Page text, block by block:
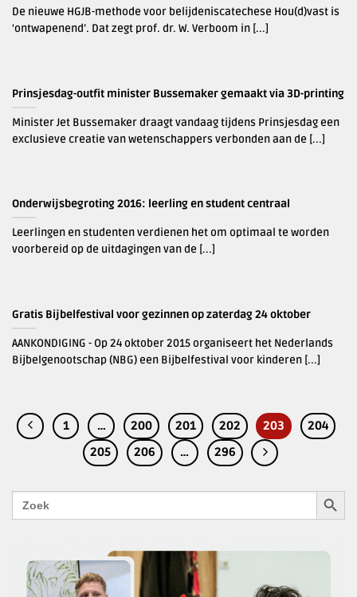
De nieuwe HGJB-methode voor belijdeniscatechese Hou(d)vast is
‘ontwapenend’. Dat zegt prof. dr. W. Verboom in [...]
Prinsjesdag-outfit minister Bussemaker gemaakt via 3D-printing
Minister Jet Bussemaker draagt vandaag tijdens Prinsjesdag een
exclusieve creatie van wetenschappers verbonden aan de [...]
Onderwijsbegroting 2016: leerling en student centraal
Leerlingen en studenten verdienen het om optimaal te worden
voorbereid op de uitdagingen van de [...]
Gratis Bijbelfestival voor gezinnen op zaterdag 24 oktober
AANKONDIGING - Op 24 oktober 2015 organiseert het Nederlands
Bijbelgenootschap (NBG) een Bijbelfestival voor kinderen [...]
1 … 200 201 202 203
204
205
206 … 296
Zoek
naar: